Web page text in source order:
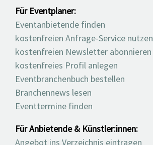
Für Eventplaner:
Eventanbietende finden
kostenfreien Anfrage-Service nutzen
kostenfreien Newsletter abonnieren
kostenfreies Profil anlegen
Eventbranchenbuch bestellen
Branchennews lesen
Eventtermine finden
Für Anbietende & Künstler:innen:
Angebot ins Verzeichnis eintragen